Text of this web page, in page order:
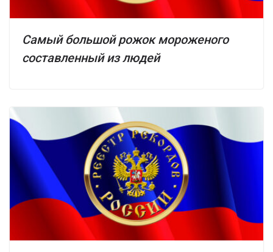
Самый большой рожок мороженого
составленный из людей